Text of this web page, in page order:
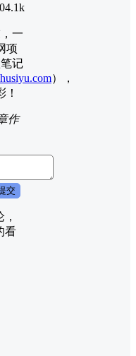
04.1k
一
项
记
），
！
作
交
看